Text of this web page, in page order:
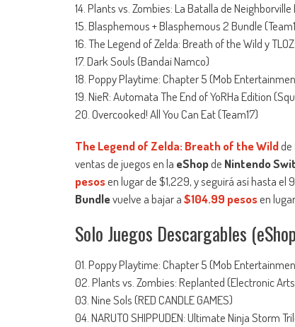
14. Plants vs. Zombies: La Batalla de
15. Blasphemous + Blasphemous 2 Bundle
16. The Legend of Zelda: Breath of the Wild y
17. Dark Souls (Bandai Namco)
18. Poppy Playtime: Chapter 5 (Mob
19. NieR: Automata The End of YoRHa Edition
20. Overcooked! All You Can Eat (Team17)
The Legend of Zelda: Breath of the Wildde
ventas de juegos en la eShopde Nintendo
pesosen lugar de $1,229, y seguirá así hasta el
Bundlevuelve a bajar a$104.99 pesosen
Solo Juegos Descargables
01. Poppy Playtime: Chapter 5 (Mob
02. Plants vs. Zombies: Replanted (Electronic
03. Nine Sols (RED CANDLE GAMES)
04. NARUTO SHIPPUDEN: Ultimate Ninja Storm